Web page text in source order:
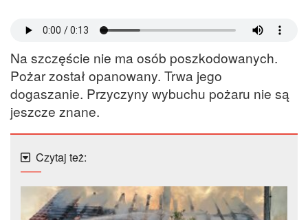
Na szczęście nie ma osób poszkodowanych.
Pożar został opanowany. Trwa jego
dogaszanie. Przyczyny wybuchu pożaru nie są
jeszcze znane.
Czytaj też: